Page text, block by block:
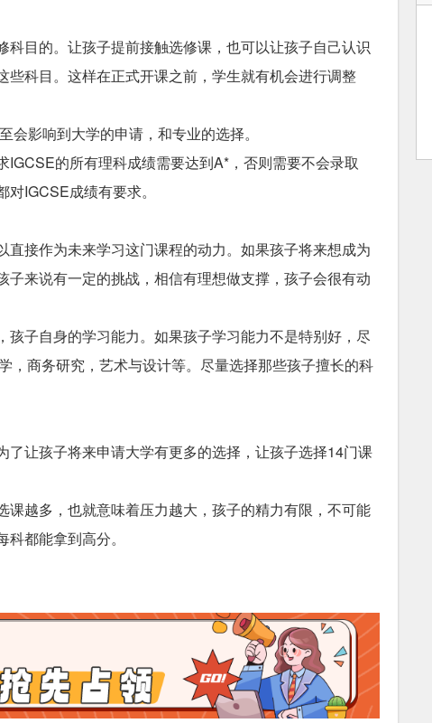
目的。让孩子提前接触选修课，也可以让孩子自己认识
科目。这样在正式开课之前，学生就有机会进行调整
影响到大学的申请，和专业的选择。
的所有理科成绩需要达到A*，否则需要不会录取
IGCSE成绩有要求。
接作为未来学习这门课程的动力。如果孩子将来想成为
来说有一定的挑战，相信有理想做支撑，孩子会很有动
子自身的学习能力。如果孩子学习能力不是特别好，尽
，商务研究，艺术与设计等。尽量选择那些孩子擅长的科
让孩子将来申请大学有更多的选择，让孩子选择14门课
越多，也就意味着压力越大，孩子的精力有限，不可能
都能拿到高分。